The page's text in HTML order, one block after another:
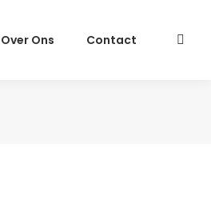
Over Ons Contact